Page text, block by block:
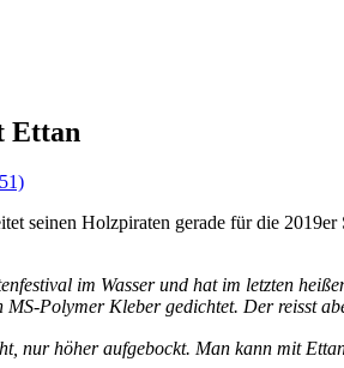
Ettan
seinen Holzpiraten gerade für die
im Wasser und hat im letzten
Polymer Kleber gedichtet. Der reisst
nur höher aufgebockt. Man kann mit